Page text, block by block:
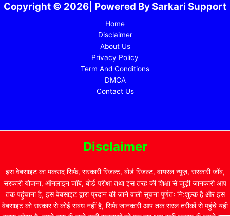
Copyright © 2026| Powered By Sarkari Support
Home
Disclaimer
About Us
Privacy Policy
Term And Conditions
DMCA
Contact Us
Disclaimer
इस वेबसाइट का मकसद सिर्फ, सरकारी रिजल्ट, बोर्ड रिजल्ट, वायरल न्यूज़, सरकारी जॉब,
सरकारी योजना, ऑनलाइन जॉब, बोर्ड परीक्षा तथा इस तरह की शिक्षा से जुड़ी जानकारी आप
तक पहुंचाना है, इस वेबसाइट द्वारा प्रदान की जाने वाली सूचना पूर्णतः नि:शुल्क है और इस
वेबसाइट को सरकार से कोई संबंध नहीं है, सिर्फ जानकारी आप तक सरल तरीकों से पहुंचे यही